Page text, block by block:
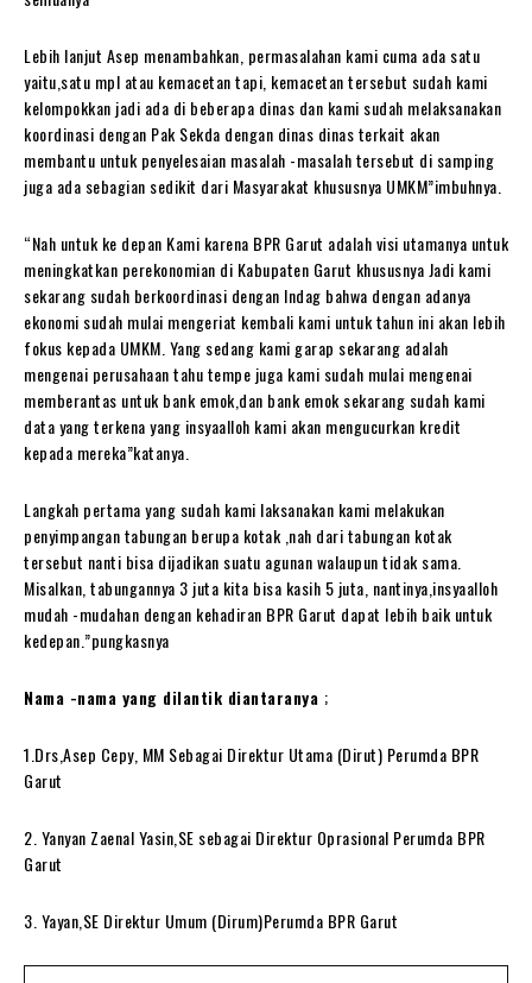
Lebih lanjut Asep menambahkan, permasalahan kami cuma ada satu
yaitu,satu mpl atau kemacetan tapi, kemacetan tersebut sudah kami
kelompokkan jadi ada di beberapa dinas dan kami sudah melaksanakan
koordinasi dengan Pak Sekda dengan dinas dinas terkait akan
membantu untuk penyelesaian masalah -masalah tersebut di samping
juga ada sebagian sedikit dari Masyarakat khususnya UMKM”imbuhnya.
“Nah untuk ke depan Kami karena BPR Garut adalah visi utamanya untuk
meningkatkan perekonomian di Kabupaten Garut khususnya Jadi kami
sekarang sudah berkoordinasi dengan Indag bahwa dengan adanya
ekonomi sudah mulai mengeriat kembali kami untuk tahun ini akan lebih
fokus kepada UMKM. Yang sedang kami garap sekarang adalah
mengenai perusahaan tahu tempe juga kami sudah mulai mengenai
memberantas untuk bank emok,dan bank emok sekarang sudah kami
data yang terkena yang insyaalloh kami akan mengucurkan kredit
kepada mereka”katanya.
Langkah pertama yang sudah kami laksanakan kami melakukan
penyimpangan tabungan berupa kotak ,nah dari tabungan kotak
tersebut nanti bisa dijadikan suatu agunan walaupun tidak sama.
Misalkan, tabungannya 3 juta kita bisa kasih 5 juta, nantinya,insyaalloh
mudah -mudahan dengan kehadiran BPR Garut dapat lebih baik untuk
kedepan.”pungkasnya
Nama -nama yang dilantik diantaranya ;
1.Drs,Asep Cepy, MM Sebagai Direktur Utama (Dirut) Perumda BPR
Garut
2. Yanyan Zaenal Yasin,SE sebagai Direktur Oprasional Perumda BPR
Garut
3. Yayan,SE Direktur Umum (Dirum)Perumda BPR Garut